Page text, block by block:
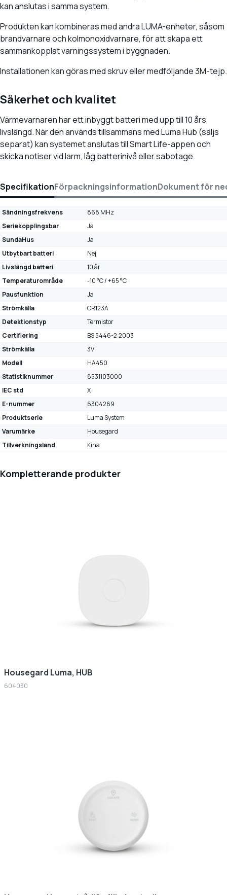
kan anslutas i samma system.
Produkten kan kombineras med andra LUMA-enheter, såsom
brandvarnare och kolmonoxidvarnare, för att skapa ett
sammankopplat varningssystem i byggnaden.
Installationen kan göras med skruv eller medföljande 3M-tejp.
Säkerhet och kvalitet
Värmevarnaren har ett inbyggt batteri med upp till 10 års
livslängd. När den används tillsammans med Luma Hub (säljs
separat) kan systemet anslutas till Smart Life-appen och
skicka notiser vid larm, låg batterinivå eller sabotage.
SpecifikationFörpackningsinformationDokument för
Sändningsfrekvens
868 MHz
Seriekopplingsbar
Ja
SundaHus
Ja
Utbytbart batteri
Nej
Livslängd batteri
10 år
Temperaturområde
-10 °C / +65 °C
Pausfunktion
Ja
Strömkälla
CR123A
Detektionstyp
Termistor
Certifiering
BS 5446-2:2003
Strömkälla
3V
Modell
HA450
Statistiknummer
8531103000
IEC std
X
E-nummer
6304269
Produktserie
Luma System
Varumärke
Housegard
Tillverkningsland
Kina
Kompletterande produkter
Housegard Luma, HUB
604030